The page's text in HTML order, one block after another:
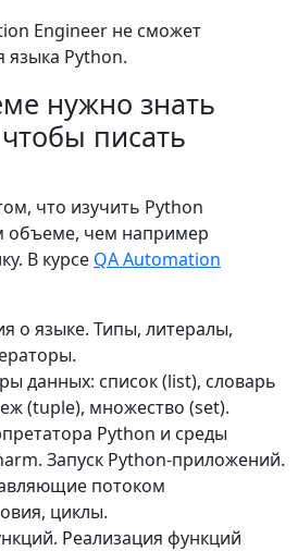
Engineer не сможет
языка Python.
нужно знать
писать
что изучить Python
объеме, чем например
В курсе QA Automation
о языке. Типы, литералы,
данных: список (list), словарь
(tuple), множество (set).
Python и среды
Запуск Python-приложений.
потоком
циклы.
Реализация функций